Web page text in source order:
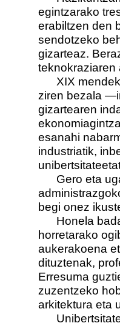
egintzarako
erabiltzen den
sendotzeko
gizarteaz.
teknokraziaren
XIX
ziren bezala
gizartearen
esanahi
industriatik,
Gero eta
begi onez
Honela
horretarako
aukerakoena
dituztenak,
Erresuma
zuzentzeko
arkitektura eta